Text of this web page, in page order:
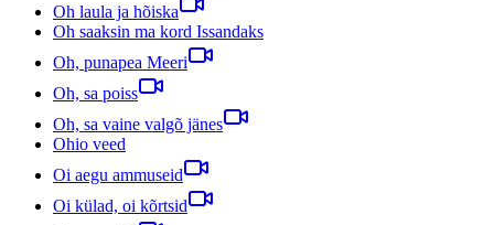
Oh laula ja hõiska
Oh saaksin ma kord Issandaks
Oh, punapea Meeri
Oh, sa poiss
Oh, sa vaine valgõ jänes
Ohio veed
Oi aegu ammuseid
Oi külad, oi kõrtsid